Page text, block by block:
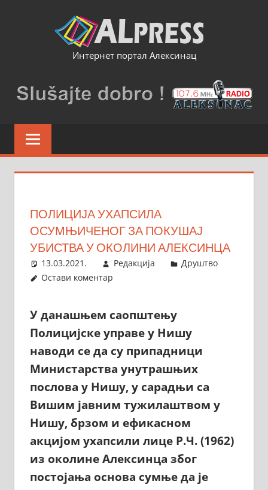
Интернет портал Алексинац
ПОЛИЦИЈА УХАПСИЛА
ОСУМЊИЧЕНОГ ЗА ПОКУШАЈ
УБИСТВА У ОКОЛИНИ АЛЕКСИНЦА
13.03.2021. Редакција
Друштво
Остави коментар
У данашњем саопштењу
Полицијске управе у Нишу
наводи се да су припадници
Министарства унутрашњих
послова у Нишу, у сарадњи са
Вишим јавним тужилаштвом у
Нишу, брзом и ефикасном
акцијом ухапсили лице Р.Ч. (1962)
из околине Алексинца због
постојања основа сумње да је